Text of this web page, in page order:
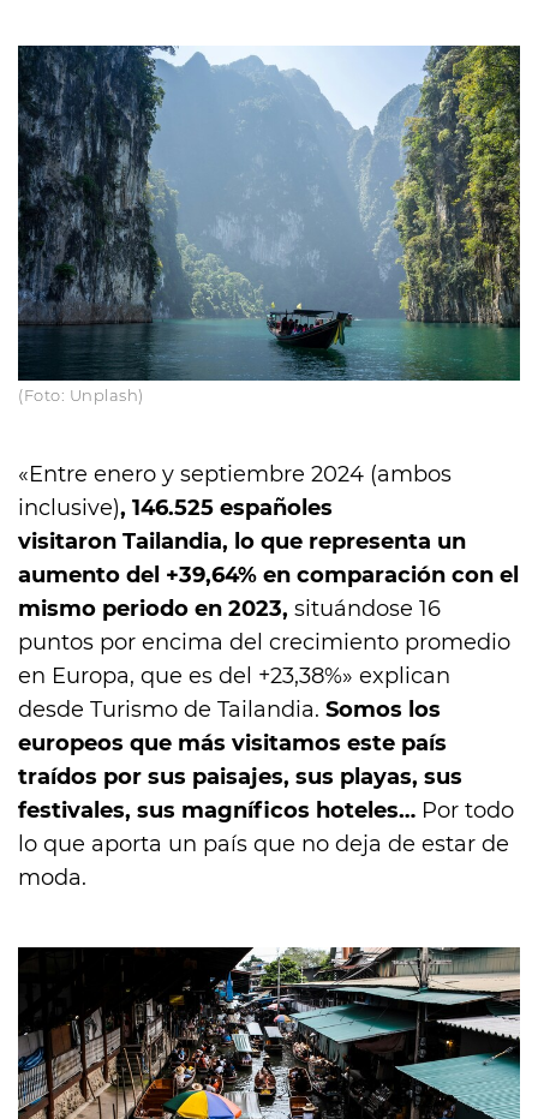
(Foto: Unplash)
«Entre enero y septiembre 2024 (ambos
inclusive), 146.525 españoles
visitaron Tailandia, lo que representa un
aumento del +39,64% en comparación con el
mismo periodo en 2023, situándose 16
puntos por encima del crecimiento promedio
en Europa, que es del +23,38%» explican
desde Turismo de Tailandia. Somos los
europeos que más visitamos este país
traídos por sus paisajes, sus playas, sus
festivales, sus magníficos hoteles… Por todo
lo que aporta un país que no deja de estar de
moda.